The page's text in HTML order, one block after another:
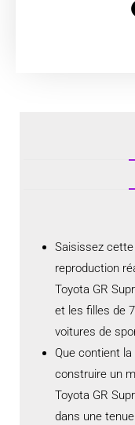
Saisissez
reproduction
Toyota GR
et les filles de
voitures de
Que contient
construire un
Toyota GR
dans une